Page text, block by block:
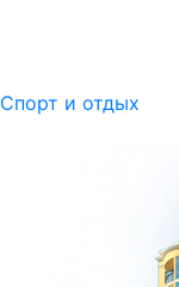
Спорт и отдых